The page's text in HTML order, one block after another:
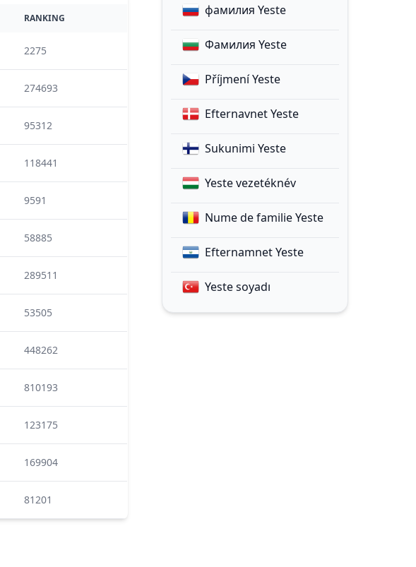
RANKING
2275
274693
95312
118441
9591
58885
289511
53505
448262
810193
123175
169904
81201
фамилия Yeste
Фамилия Yeste
Příjmení Yeste
Efternavnet Yeste
Sukunimi Yeste
Yeste vezetéknév
Nume de familie Yeste
Efternamnet Yeste
Yeste soyadı